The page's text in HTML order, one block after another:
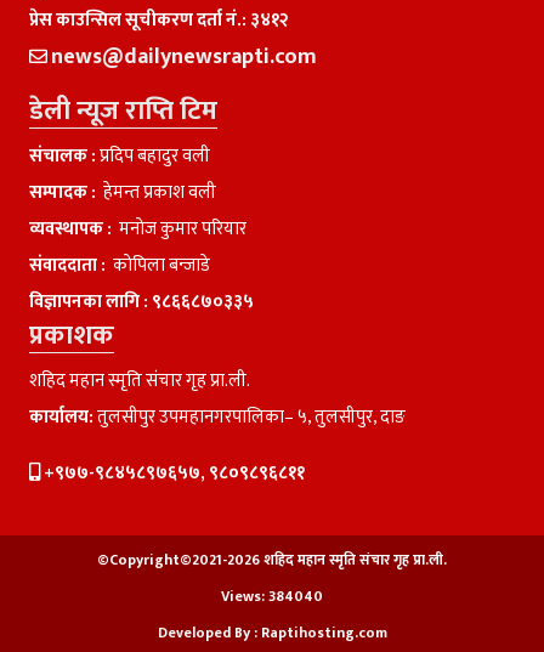
प्रेस काउन्सिल सूचीकरण दर्ता नं.: ३४१२
news@dailynewsrapti.com
डेली न्यूज राप्ति टिम
संचालक :प्रदिप बहादुर वली
सम्पादक : हेमन्त प्रकाश वली
व्यवस्थापक : मनाेज कुमार परियार
संवाददाता : काेपिला बन्जाडे
विज्ञापनका लागि : ९८६६८७०३३५
प्रकाशक
शहिद महान स्मृति संचार गृह प्रा.ली.
कार्यालय:तुलसीपुर उपमहानगरपालिका– ५, तुलसीपुर, दाङ
+९७७-९८४५८९७६५७, ९८०९८९६८११
©Copyright©2021-2026 शहिद महान स्मृति संचार गृह प्रा.ली.
Views:384040
Developed By : Raptihosting.com